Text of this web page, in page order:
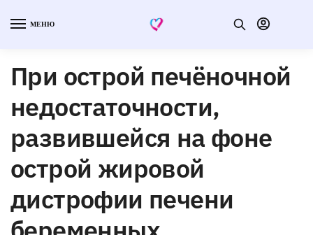
МЕНЮ
При острой печёночной
недостаточности,
развившейся на фоне
острой жировой
дистрофии печени